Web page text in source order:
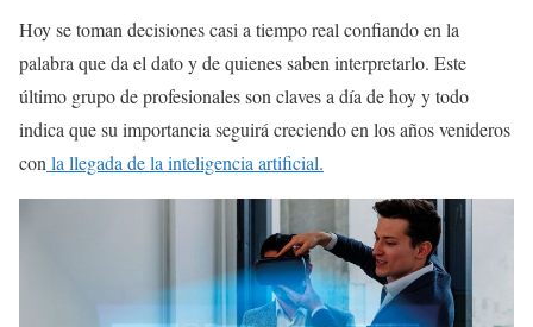
Hoy se toman decisiones casi a tiempo real confiando en la
palabra que da el dato y de quienes saben interpretarlo. Este
último grupo de profesionales son claves a día de hoy y todo
indica que su importancia seguirá creciendo en los años venideros
conla llegada de la inteligencia artificial.